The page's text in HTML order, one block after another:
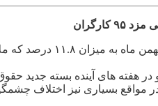
در مواقع بسیاری نیز اختلاف